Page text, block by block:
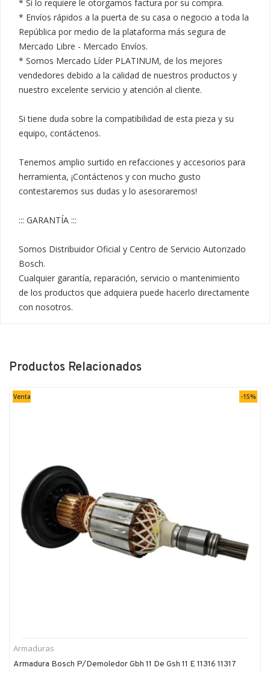
* Si lo requiere le otorgamos factura por su compra.
* Envíos rápidos a la puerta de su casa o negocio a toda la
República por medio de la plataforma más segura de
Mercado Libre - Mercado Envíos.
* Somos Mercado Líder PLATINUM, de los mejores
vendedores debido a la calidad de nuestros productos y
nuestro excelente servicio y atención al cliente.
Si tiene duda sobre la compatibilidad de esta pieza y su
equipo, contáctenos.
Tenemos amplio surtido en refacciones y accesorios para
herramienta, ¡Contáctenos y con mucho gusto
contestaremos sus dudas y lo asesoraremos!
::: GARANTÍA :::
Somos Distribuidor Oficial y Centro de Servicio Autorizado
Bosch.
Cualquier garantía, reparación, servicio o mantenimiento
de los productos que adquiera puede hacerlo directamente
con nosotros.
Productos Relacionados
Venta -15%
Armaduras
Armadura Bosch P/demoledor Gbh 11 De Gsh 11 E 11316 11317